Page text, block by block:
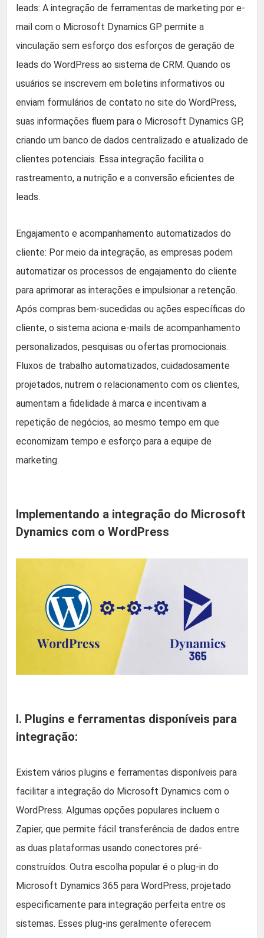
leads: A integração de ferramentas de marketing por e-
mail com o Microsoft Dynamics GP permite a
vinculação sem esforço dos esforços de geração de
leads do WordPress ao sistema de CRM. Quando os
usuários se inscrevem em boletins informativos ou
enviam formulários de contato no site do WordPress,
suas informações fluem para o Microsoft Dynamics GP,
criando um banco de dados centralizado e atualizado de
clientes potenciais. Essa integração facilita o
rastreamento, a nutrição e a conversão eficientes de
leads.
Engajamento e acompanhamento automatizados do
cliente: Por meio da integração, as empresas podem
automatizar os processos de engajamento do cliente
para aprimorar as interações e impulsionar a retenção.
Após compras bem-sucedidas ou ações específicas do
cliente, o sistema aciona e-mails de acompanhamento
personalizados, pesquisas ou ofertas promocionais.
Fluxos de trabalho automatizados, cuidadosamente
projetados, nutrem o relacionamento com os clientes,
aumentam a fidelidade à marca e incentivam a
repetição de negócios, ao mesmo tempo em que
economizam tempo e esforço para a equipe de
marketing.
Implementando a integração do Microsoft
Dynamics com o WordPress
I. Plugins e ferramentas disponíveis para
integração:
Existem vários plugins e ferramentas disponíveis para
facilitar a integração do Microsoft Dynamics com o
WordPress. Algumas opções populares incluem o
Zapier, que permite fácil transferência de dados entre
as duas plataformas usando conectores pré-
construídos. Outra escolha popular é o plug-in do
Microsoft Dynamics 365 para WordPress, projetado
especificamente para integração perfeita entre os
sistemas. Esses plug-ins geralmente oferecem